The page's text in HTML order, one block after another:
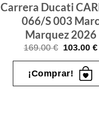
Carrera Ducati
066/S 003 Marc
Marquez 2026
169.00€ El
original
era:
169.00 €.
103.00€
¡Comprar!